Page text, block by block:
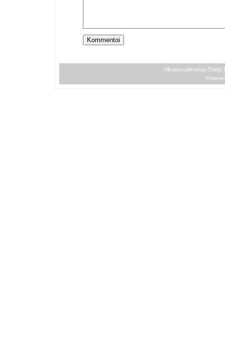
Ulkoasu perustuu